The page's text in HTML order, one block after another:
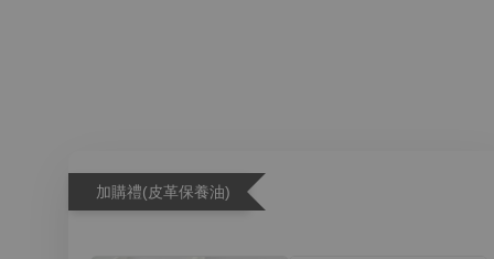
加購禮(皮革保養油)